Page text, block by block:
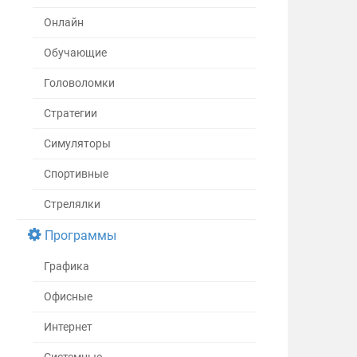
Онлайн
Обучающие
Головоломки
Стратегии
Симуляторы
Спортивные
Стрелялки
Программы
Графика
Офисные
Интернет